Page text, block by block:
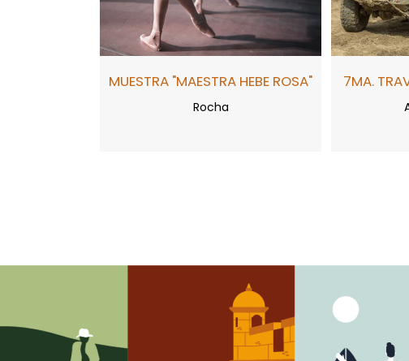
MUESTRA "MAESTRA HEBE ROSA"
Rocha
7MA.